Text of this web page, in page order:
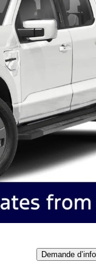
Bonne
Demande d’info